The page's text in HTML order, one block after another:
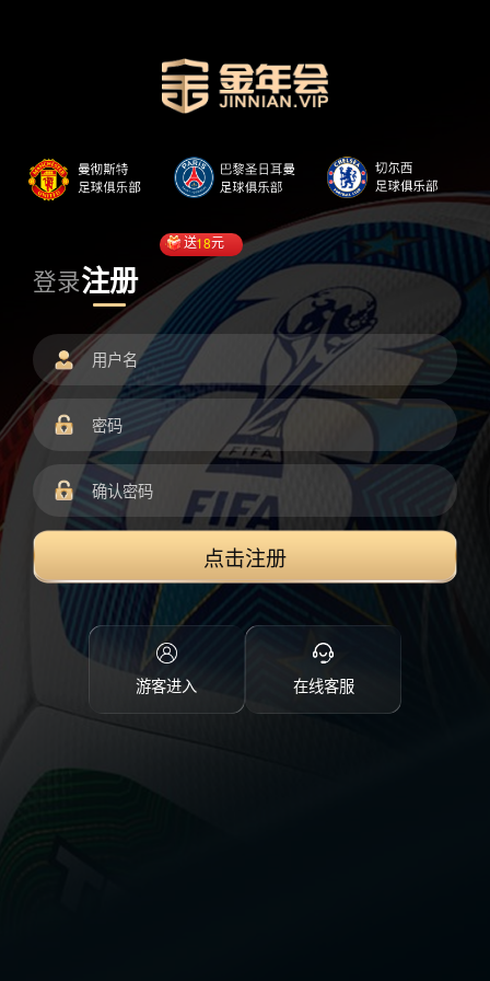
登录注册
送18元
点击注册
游客进入 在线客服